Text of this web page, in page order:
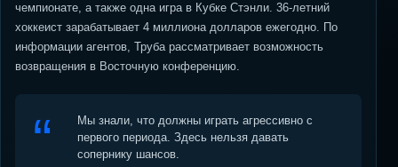
чемпионате, а также одна игра в Кубке Стэнли. 36-летний
хоккеист зарабатывает 4 миллиона долларов ежегодно. По
информации агентов, Труба рассматривает возможность
возвращения в Восточную конференцию.
Мы знали, что должны играть агрессивно с
первого периода. Здесь нельзя давать
сопернику шансов.